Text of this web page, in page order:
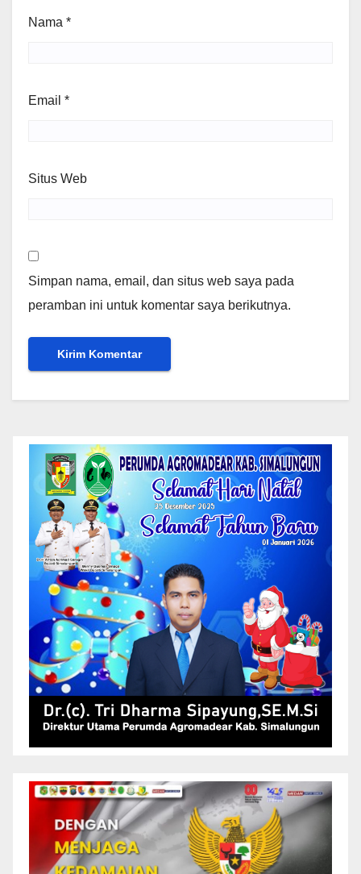
Nama *
Email *
Situs Web
Simpan nama, email, dan situs web saya pada
peramban ini untuk komentar saya berikutnya.